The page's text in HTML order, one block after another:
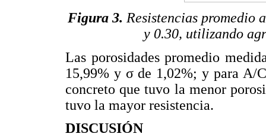
Figura 3. Resistencias promedio
y 0.30, utilizando
Las porosidades promedio
15,99% y σ de 1,02%; y para A/
concreto que tuvo la menor
tuvo la mayor resistencia.
DISCUSIÓN